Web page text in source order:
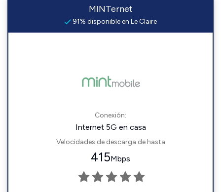
MINTernet
91% disponible en Le Claire
Conexión:
Internet 5G en casa
Velocidades de descarga de hasta
415Mbps